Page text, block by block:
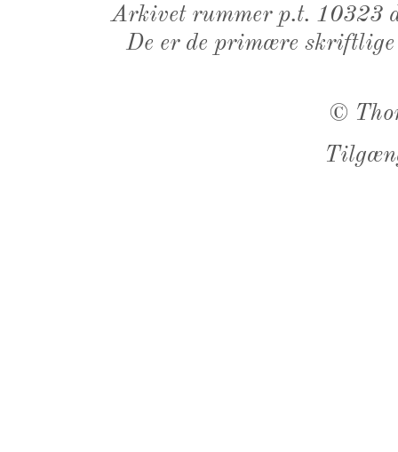
Arkivet rummer p.t. 10323
De er de primære
©